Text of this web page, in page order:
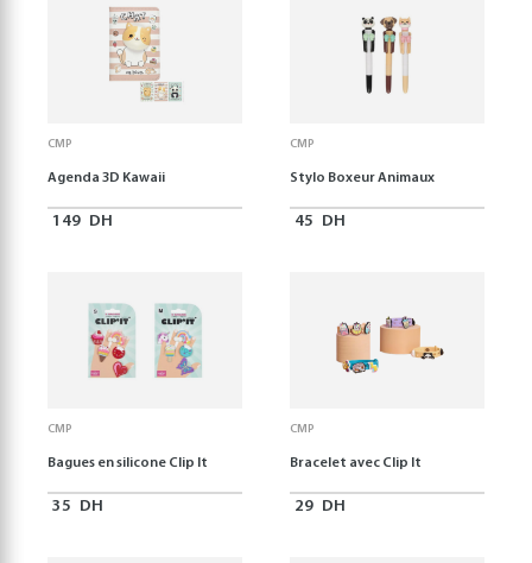
CMP
Agenda 3D Kawaii
149 DH
CMP
Stylo Boxeur Animaux
45 DH
CMP
Bagues en silicone Clip It
35 DH
CMP
Bracelet avec Clip It
29 DH